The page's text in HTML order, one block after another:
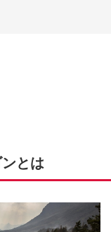
とは